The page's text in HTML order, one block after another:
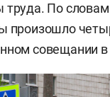
По словам
произошло
совещании